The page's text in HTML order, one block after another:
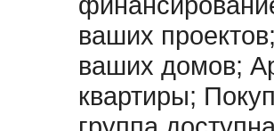
ваших
ваших домов;
квартиры;